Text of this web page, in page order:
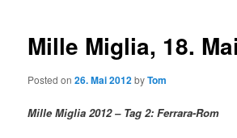
Mille Miglia, 18. Mai
Posted on26. Mai 2012byTom
Mille Miglia 2012 – Tag 2: Ferrara-Rom